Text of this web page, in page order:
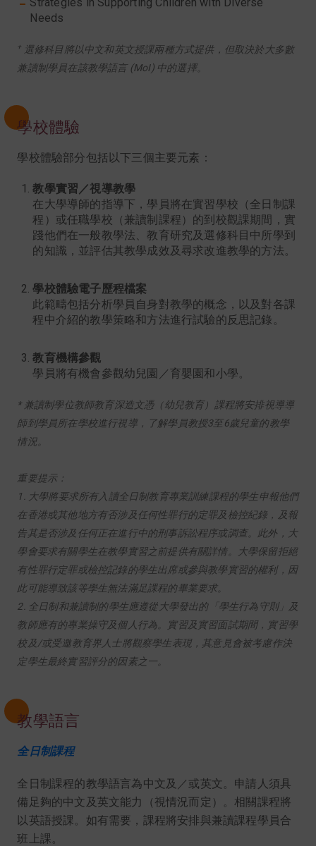
Needs
+ 選修科目將以中文和英文授課兩種方式提供，但取決於大多數
兼讀制學員在該教學語言 (MoI) 中的選擇。
學校體驗
學校體驗部分包括以下三個主要元素：
教學實習／視導教學
在大學導師的指導下，學員將在實習學校（全日制課
程）或任職學校（兼讀制課程）的到校觀課期間，實
踐他們在一般教學法、教育研究及選修科目中所學到
的知識，並評估其教學成效及尋求改進教學的方法。
學校體驗電子歷程檔案
此範疇包括分析學員自身對教學的概念，以及對各課
程中介紹的教學策略和方法進行試驗的反思記錄。
教育機構參觀
學員將有機會參觀幼兒園／育嬰園和小學。
* 兼讀制學位教師教育深造文憑（幼兒教育）課程將安排視導導
師到學員所在學校進行視導，了解學員教授3至6歲兒童的教學
情況。
重要提示：
1. 大學將要求所有入讀全日制教育專業訓練課程的學生申報他們
在香港或其他地方有否涉及任何性罪行的定罪及檢控紀錄，及報
告其是否涉及任何正在進行中的刑事訴訟程序或調查。此外，大
學會要求有關學生在教學實習之前提供有關詳情。大學保留拒絕
有性罪行定罪或檢控記錄的學生出席或參與教學實習的權利，因
此可能導致該等學生無法滿足課程的畢業要求。
2. 全日制和兼讀制的學生應遵從大學發出的「學生行為守則」及
教師應有的專業操守及個人行為。實習及實習面試期間，實習學
校及/或受邀教育界人士將觀察學生表現，其意見會被考慮作決
定學生最終實習評分的因素之一。
教學語言
全日制課程
全日制課程的教學語言為中文及／或英文。申請人須具
備足夠的中文及英文能力（視情況而定）。相關課程將
以英語授課。如有需要，課程將安排與兼讀課程學員合
班上課。